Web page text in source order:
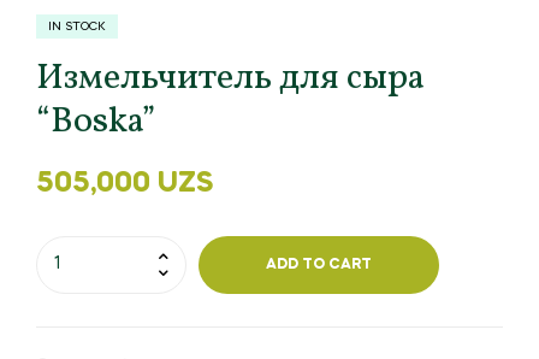
IN STOCK
Измельчитель для сыра
“Boska”
505,000 UZS
ADD TO CART